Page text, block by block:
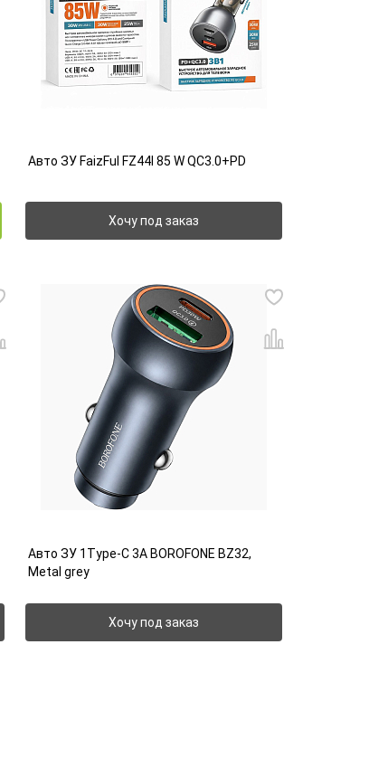
Авто ЗУ FaizFul FZ44l 85 W QC3.0+PD
Хочу под заказ
Авто ЗУ 1Type-C 3A BOROFONE BZ32,
Metal grey
Хочу под заказ